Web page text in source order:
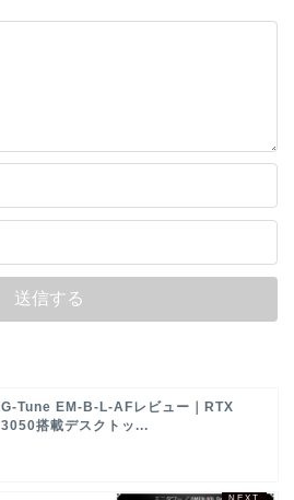
G-Tune EM-B-L-AFレビュー｜RTX
3050搭載デスクトッ...